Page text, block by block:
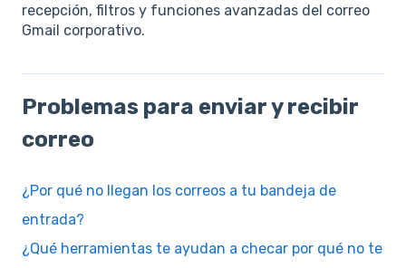
recepción, filtros y funciones avanzadas del correo
Gmail corporativo.
Problemas para enviar y recibir
correo
¿Por qué no llegan los correos a tu bandeja de
entrada?
¿Qué herramientas te ayudan a checar por qué no te